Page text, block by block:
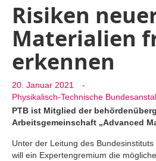
Risiken
Materialien
erkennen
20. Januar 2021
-
Physikalisch-Technische
PTB ist Mitglied der
Arbeitsgemeinschaft „Advanced
Unter der Leitung des
will ein Expertengremium die